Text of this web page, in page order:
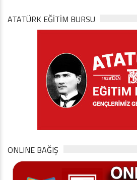
ATATÜRK EĞITIM BURSU
ONLINE BAĞIŞ